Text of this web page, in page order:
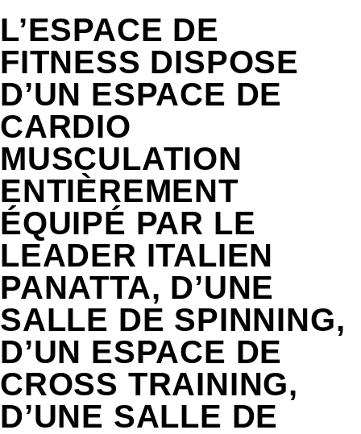
L’ESPACE DE
FITNESS DISPOSE
D’UN ESPACE DE
CARDIO
MUSCULATION
ENTIÈREMENT
ÉQUIPÉ PAR LE
LEADER ITALIEN
PANATTA, D’UNE
SALLE DE SPINNING,
D’UN ESPACE DE
CROSS TRAINING,
D’UNE SALLE DE